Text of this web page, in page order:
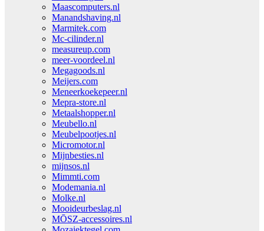
Maascomputers.nl
Manandshaving.nl
Marmitek.com
Mc-cilinder.nl
measureup.com
meer-voordeel.nl
Megagoods.nl
Meijers.com
Meneerkoekepeer.nl
Mepra-store.nl
Metaalshopper.nl
Meubello.nl
Meubelpootjes.nl
Micromotor.nl
Mijnbesties.nl
mijnsos.nl
Mimmti.com
Modemania.nl
Molke.nl
Mooideurbeslag.nl
MŌSZ-accessoires.nl